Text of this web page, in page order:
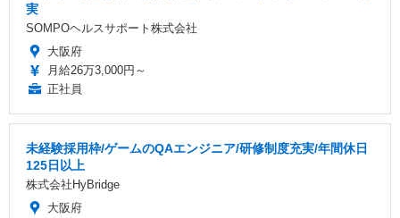
実
SOMPOヘルスサポート株式会社
大阪府
月給26万3,000円～
正社員
未経験採用枠/ゲームのQAエンジニア/研修制度充実/年間休日
125日以上
株式会社HyBridge
大阪府